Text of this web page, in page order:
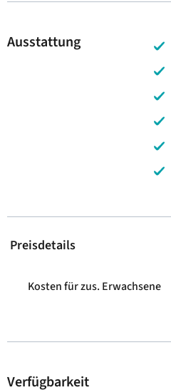
Ausstattung
Preisdetails
Kosten für zus. Erwachsene
Verfügbarkeit